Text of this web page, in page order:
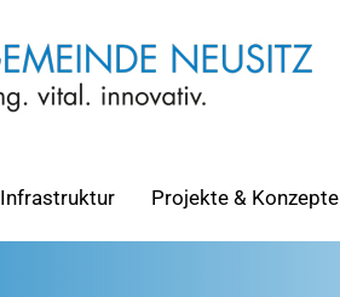
Infrastruktur Projekte & Konzepte